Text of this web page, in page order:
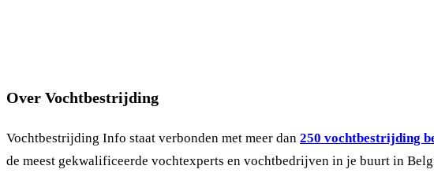
Over Vochtbestrijding
Vochtbestrijding Info staat verbonden met meer dan 250 vochtbestrijding
de meest gekwalificeerde vochtexperts en vochtbedrijven in je buurt in